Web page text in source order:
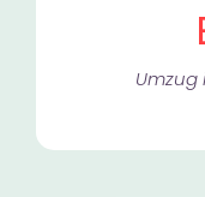
Umzug